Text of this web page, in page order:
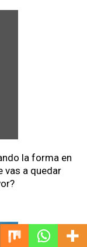
la forma en
vas a quedar